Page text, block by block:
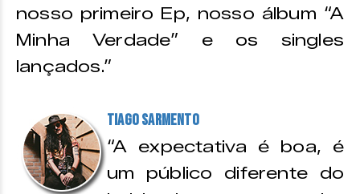
nosso primeiro Ep, nosso álbum “A
Minha Verdade” e os singles
lançados.”
Tiago Sarmento
“A expectativa é boa, é
um público diferente do